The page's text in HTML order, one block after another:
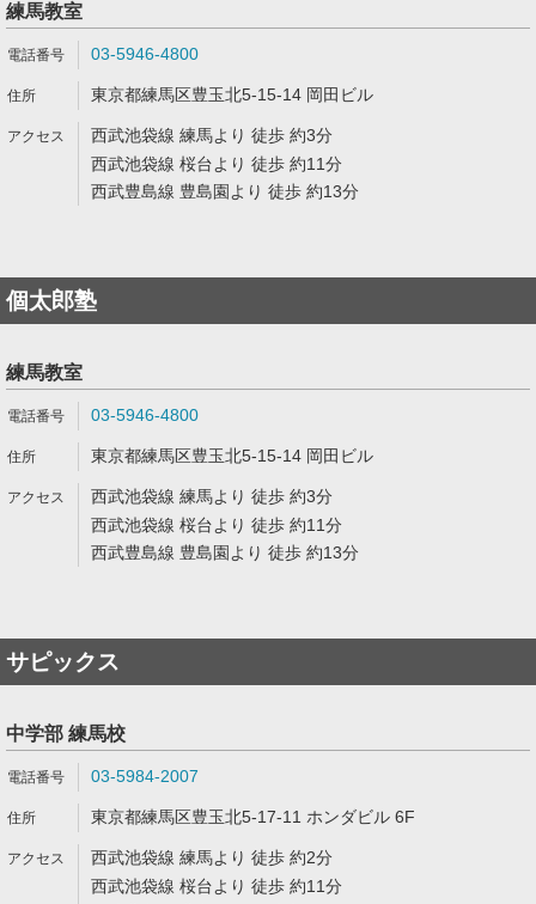
練馬教室
03-5946-4800
東京都練馬区豊玉北5-15-14 岡田ビル
西武池袋線 練馬より 徒歩 約3分
西武池袋線 桜台より 徒歩 約11分
西武豊島線 豊島園より 徒歩 約13分
個太郎塾
練馬教室
03-5946-4800
東京都練馬区豊玉北5-15-14 岡田ビル
西武池袋線 練馬より 徒歩 約3分
西武池袋線 桜台より 徒歩 約11分
西武豊島線 豊島園より 徒歩 約13分
サピックス
中学部 練馬校
03-5984-2007
東京都練馬区豊玉北5-17-11 ホンダビル 6F
西武池袋線 練馬より 徒歩 約2分
西武池袋線 桜台より 徒歩 約11分